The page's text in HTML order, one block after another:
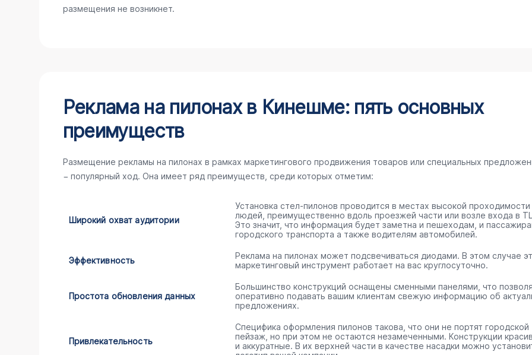
размещения не возникнет.
Реклама на пилонах в Кинешме: пять основных
преимуществ
Размещение рекламы на пилонах в рамках маркетингового продвижения товаров или специальных
− популярный ход. Она имеет ряд преимуществ, среди которых отметим:
Широкий охват аудитории
Установка стел-пилонов проводится в местах высокой проходимости
людей, преимущественно вдоль проезжей части или возле входа в
Это значит, что информация будет заметна и пешеходам, и
городского транспорта а также водителям автомобилей.
Эффективность
Реклама на пилонах может подсвечиваться диодами. В этом случае
маркетинговый инструмент работает на вас круглосуточно.
Простота обновления данных
Большинство конструкций оснащены сменными панелями, что
оперативно подавать вашим клиентам свежую информацию об
предложениях.
Привлекательность
Специфика оформления пилонов такова, что они не портят городской
пейзаж, но при этом не остаются незамеченными. Конструкции
и аккуратные. В их верхней части в качестве насадки можно